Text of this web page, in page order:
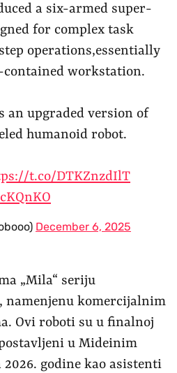
a six-armed super-
for complex task
operations,essentially
workstation.
an upgraded version of
humanoid robot.
t.co/DTKZnzdIlT
December 6, 2025
„Mila“ seriju
namenjenu komercijalnim
Ovi roboti su u finalnoj
u Mideinim
godine kao asistenti